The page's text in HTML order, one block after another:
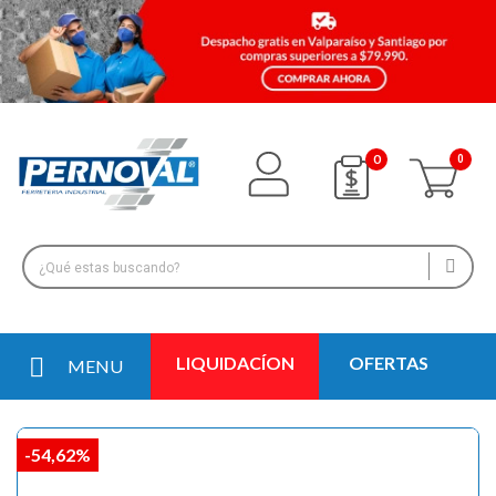
0
MENU LIQUIDACÍON OFERTAS
-54,62%